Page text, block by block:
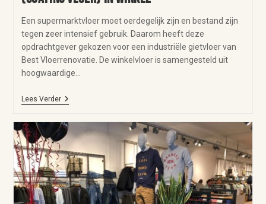
Een supermarktvloer moet oerdegelijk zijn en bestand zijn
tegen zeer intensief gebruik. Daarom heeft deze
opdrachtgever gekozen voor een industriële gietvloer van
Best Vloerrenovatie. De winkelvloer is samengesteld uit
hoogwaardige…
Lees Verder